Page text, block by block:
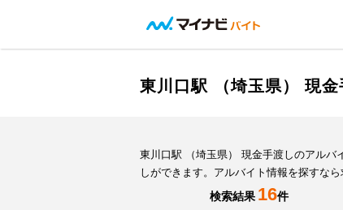
東川口駅 （埼玉県） 現
東川口駅 （埼玉県） 現金手渡しのアルバ
しができます。アルバイト情報を探すな
検索結果 16件